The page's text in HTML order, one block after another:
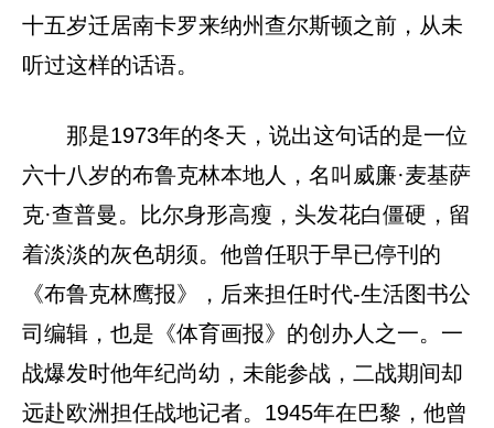
十五岁迁居南卡罗来纳州查尔斯顿之前，从未
听过这样的话语。
那是1973年的冬天，说出这句话的是一位
六十八岁的布鲁克林本地人，名叫威廉·麦基萨
克·查普曼。比尔身形高瘦，头发花白僵硬，留
着淡淡的灰色胡须。他曾任职于早已停刊的
《布鲁克林鹰报》，后来担任时代-生活图书公
司编辑，也是《体育画报》的创办人之一。一
战爆发时他年纪尚幼，未能参战，二战期间却
远赴欧洲担任战地记者。1945年在巴黎，他曾